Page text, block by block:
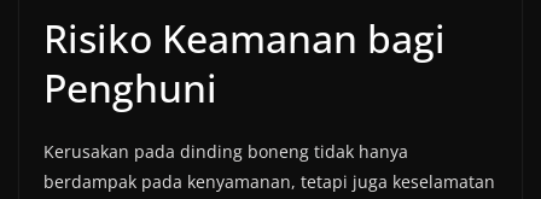
Risiko Keamanan bagi
Penghuni
Kerusakan pada dinding boneng tidak hanya
berdampak pada kenyamanan, tetapi juga keselamatan